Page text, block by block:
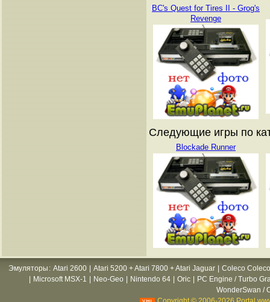
BC's Quest for Tires II - Grog's
Revenge
Следующие игры по
Blockade Runner
Эмуляторы : Atari 2600 Atari 5200 + Atari 7800 + Atari Jaguar
Coleco
Microsoft MSX-1 Neo-Geo Nintendo 64 Oric
PC Engine / Turbo
WonderSwan /